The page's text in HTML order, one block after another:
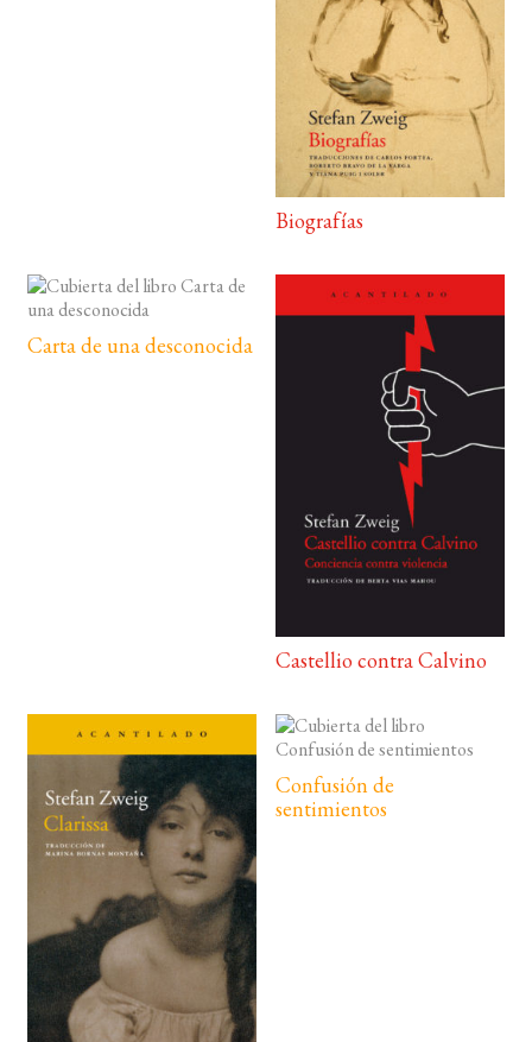
Biografías
Carta de una desconocida
Castellio contra Calvino
Confusión de
sentimientos